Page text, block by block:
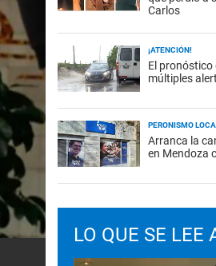
Carlos
¡ATENCIÓN!
El pronóstico
múltiples
PERONISMO
Arranca la
en Mendoza
LO QUE SE LEE